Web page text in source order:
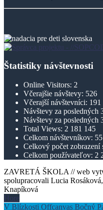
Štatistiky návštevnosti
Online Visitors: 2
Včerajšie návštevy: 526
Včerajší návštevníci: 191
Návštevy za posledných
Návštevy za posledných
Total Views: 2 181 145
Celkom návštevníkov:
Celkový počet zobrazení
Celkom používateľov: 2
ZAVRETÁ ŠKOLA // web
spolupracovali Lucia
Knapíková
Hore
V Blízkosti Offcanvas Bočný